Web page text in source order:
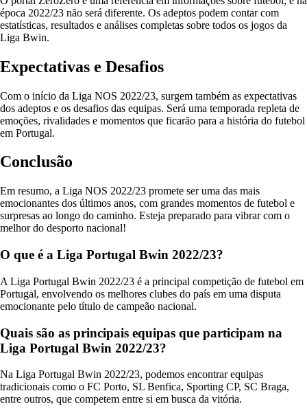
época 2022/23 não será diferente. Os adeptos podem contar com
estatísticas, resultados e análises completas sobre todos os jogos da
Liga Bwin.
Expectativas e Desafios
Com o início da Liga NOS 2022/23, surgem também as expectativas
dos adeptos e os desafios das equipas. Será uma temporada repleta de
emoções, rivalidades e momentos que ficarão para a história do futebol
em Portugal.
Conclusão
Em resumo, a Liga NOS 2022/23 promete ser uma das mais
emocionantes dos últimos anos, com grandes momentos de futebol e
surpresas ao longo do caminho. Esteja preparado para vibrar com o
melhor do desporto nacional!
O que é a Liga Portugal Bwin 2022/23?
A Liga Portugal Bwin 2022/23 é a principal competição de futebol em
Portugal, envolvendo os melhores clubes do país em uma disputa
emocionante pelo título de campeão nacional.
Quais são as principais equipas que participam na
Liga Portugal Bwin 2022/23?
Na Liga Portugal Bwin 2022/23, podemos encontrar equipas
tradicionais como o FC Porto, SL Benfica, Sporting CP, SC Braga,
entre outros, que competem entre si em busca da vitória.